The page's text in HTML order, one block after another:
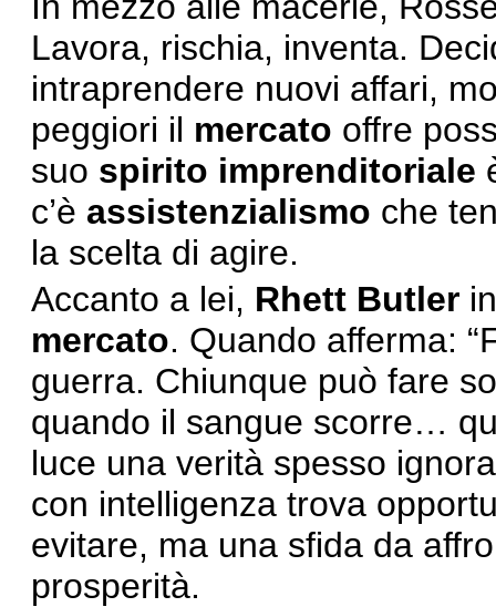
Lavora, rischia, inventa.
intraprendere nuovi affari,
peggiori il mercato offre
suo spirito imprenditoriale
c’è assistenzialismo che
la scelta di agire.
Accanto a lei, Rhett Butler
mercato. Quando afferma:
guerra. Chiunque può fare
quando il sangue scorre…
luce una verità spesso
con intelligenza trova
evitare, ma una sfida da
prosperità.